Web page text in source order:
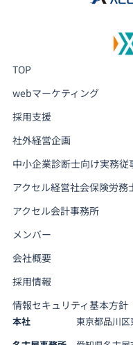
TOP
webマーケティング
採用支援
社外経営企画
中小企業診断士向け実務従
アクセル経営社会保険労務
アクセル会計事務所
メンバー
会社概要
採用情報
情報セキュリティ基本方針
本社
東京都品川